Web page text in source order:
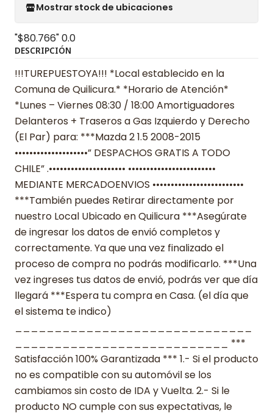
Mostrar stock de ubicaciones
"$80.766"0.0
DESCRIPCIÓN
!!!TUREPUESTOYA!!! *Local establecido en la
Comuna de Quilicura.* *Horario de Atención*
*Lunes – Viernes 08:30 / 18:00 Amortiguadores
Delanteros + Traseros a Gas Izquierdo y Derecho
(El Par) para: ***Mazda 2 1.5 2008-2015
••••••••••••••••••••” DESPACHOS GRATIS A TODO
CHILE” .••••••••••••••••••••• ••••••••••••••••••••••••
MEDIANTE MERCADOENVIOS •••••••••••••••••••••••••
***También puedes Retirar directamente por
nuestro Local Ubicado en Quilicura ***Asegúrate
de ingresar los datos de envió completos y
correctamente. Ya que una vez finalizado el
proceso de compra no podrás modificarlo. ***Una
vez ingreses tus datos de envió, podrás ver que día
llegará ***Espera tu compra en Casa. (el día que
el sistema te indico)
___________________________ ***
Satisfacción 100% Garantizada *** 1.- Si el producto
no es compatible con su automóvil se los
cambiamos sin costo de IDA y Vuelta. 2.- Si le
producto NO cumple con sus expectativas, le